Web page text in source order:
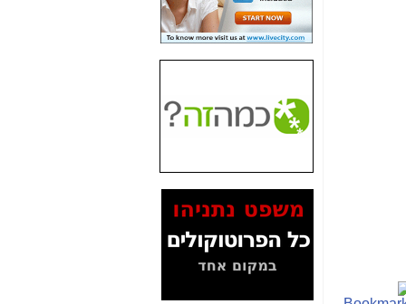
האם השר איוב קרא
היה צריך בכלל לחתום
על האישור, שנתן
האם ביבי וקרא קבלו
בכלל תמורה עבור
ההטבות הרגולטוריות
המסמכים בנושא בזק-
Yes (תיק 4000)
מוכיחים "תפירת תיק"
לאיש הלא נכון! -כאן
עובדות ומסמכים
האם ביבי כשר